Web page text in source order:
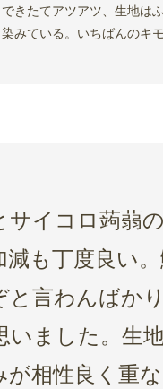
きたてアツアツ、生地は
みている。いちばんのキ
イコロ蒟蒻
も丁度良い
言わんばか
いました。生
相性良く重